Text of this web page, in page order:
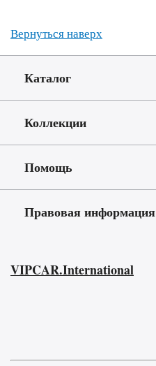
Вернуться наверх
Каталог
Коллекции
Помощь
Правовая информация
VIPCAR.International